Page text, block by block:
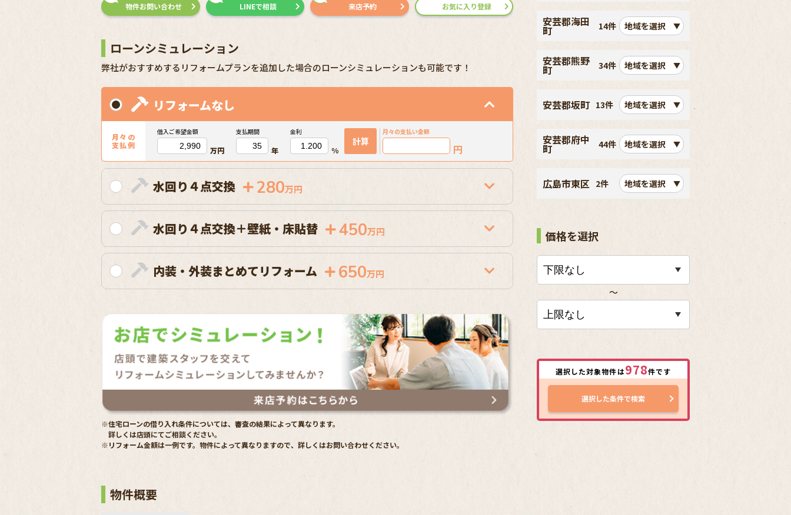
物件お問い合わせ LINEで相談 来店予約 お気に入り登録
ローンシミュレーション
弊社がおすすめするリフォームプランを追加した場合のローンシミュレーションも可能です！
リフォームなし
月々の
支払例
借入ご希望金額
万円
支払期間
年
金利
%
計算
月々の支払い金額
円
水回り４点交換 280万円
水回り４点交換＋壁紙・床貼替 450万円
内装・外装まとめてリフォーム 650万円
※住宅ローンの借り入れ条件については、審査の結果によって異なります。
詳しくは店頭にてご相談ください。
※リフォーム金額は一例です。物件によって異なりますので、詳しくはお問い合わせください。
物件概要
安芸郡海田
町 14件 地域を選択
安芸郡熊野
町 34件 地域を選択
安芸郡坂町 13件 地域を選択
安芸郡府中
町 44件 地域を選択
広島市東区 2件 地域を選択
価格を選択
〜
選択した対象物件は978件です
選択した条件で検索